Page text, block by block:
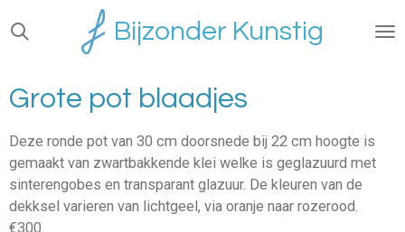
Ga
direct
hoofdinhoud
Bijzonder Kunstig
Grote pot blaadjes
Deze ronde pot van 30 cm doorsnede bij 22 cm hoogte is
gemaakt van zwartbakkende klei welke is geglazuurd met
sinterengobes en transparant glazuur. De kleuren van de
dekksel varieren van lichtgeel, via oranje naar rozerood.
€300.